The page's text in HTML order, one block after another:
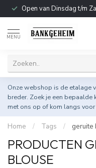
Open van Dinsdag t/m
MENU
Onze webshop is de etalage
breder. Zoek je een bepaalde
met ons op of kom langs
Home / Tags / geruite
PRODUCTEN
BLOUSE